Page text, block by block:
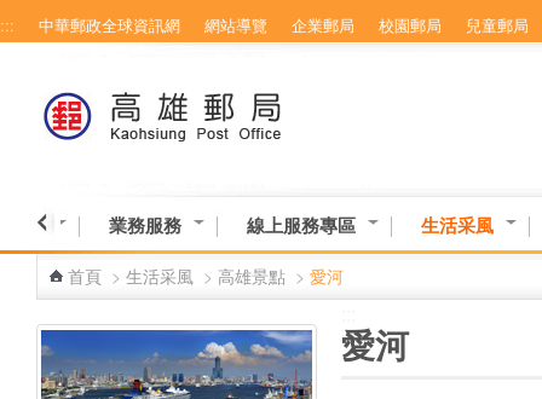
跳到主要內容區塊
::: 中華郵政全球資訊網 網站導覽 企業郵局 校園郵局 兒童郵局
資訊 業務服務 線上服務專區 生活采風
首頁 > 生活采風 > 高雄景點 > 愛河
愛河